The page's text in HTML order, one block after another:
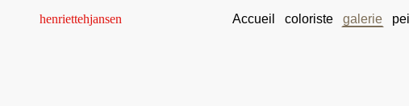
henriettehjansen Accueil coloriste galerie